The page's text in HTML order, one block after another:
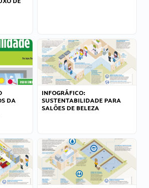
DA
INFOGRÁFICO:
SUSTENTABILIDADE PARA
SALÕES DE BELEZA